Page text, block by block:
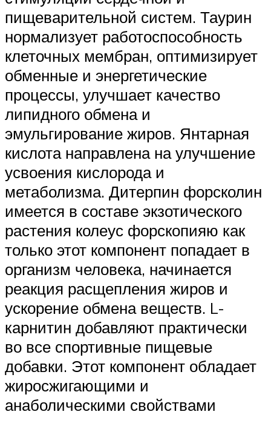
пищеварительной систем. Таурин
нормализует работоспособность
клеточных мембран, оптимизирует
обменные и энергетические
процессы, улучшает качество
липидного обмена и
эмульгирование жиров. Янтарная
кислота направлена на улучшение
усвоения кислорода и
метаболизма. Дитерпин форсколин
имеется в составе экзотического
растения колеус форскопияю как
только этот компонент попадает в
организм человека, начинается
реакция расщепления жиров и
ускорение обмена веществ. L-
карнитин добавляют практически
во все спортивные пищевые
добавки. Этот компонент обладает
жиросжигающими и
анаболическими свойствами